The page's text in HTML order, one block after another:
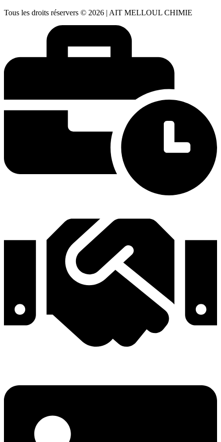
Tous les droits réservers © 2026 | AIT MELLOUL CHIMIE